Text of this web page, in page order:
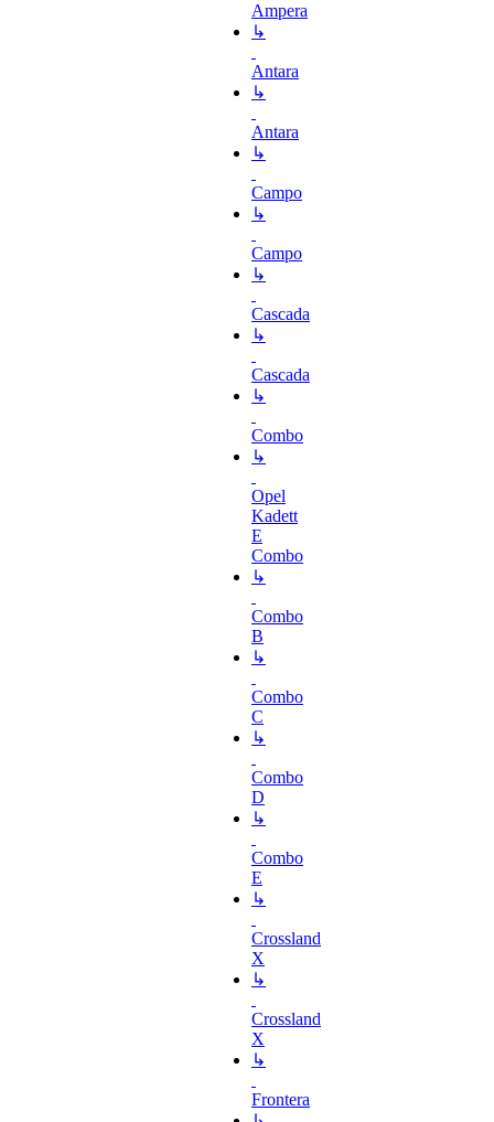
Ampera
↳
Antara
↳
Antara
↳
Campo
↳
Campo
↳
Cascada
↳
Cascada
↳
Combo
↳
Opel
Kadett
E
Combo
↳
Combo
B
↳
Combo
C
↳
Combo
D
↳
Combo
E
↳
Crossland
X
↳
Crossland
X
↳
Frontera